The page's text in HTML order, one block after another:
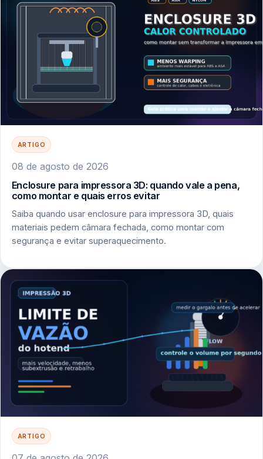
ARTIGO
08 de agosto de 2026
Enclosure para impressora 3D: quando vale a pena,
como montar e quais erros evitar
Saiba quando usar enclosure para impressora 3D, quais
materiais pedem câmara fechada, como montar com
segurança e evitar superaquecimento.
ARTIGO